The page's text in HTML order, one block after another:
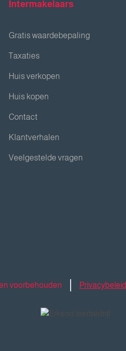
Intermakelaars
Gratis waardebepaling
Taxaties
Huis verkopen
Huis kopen
Contact
Klantverhalen
Veelgestelde vragen
voorbehouden Privacybeleid